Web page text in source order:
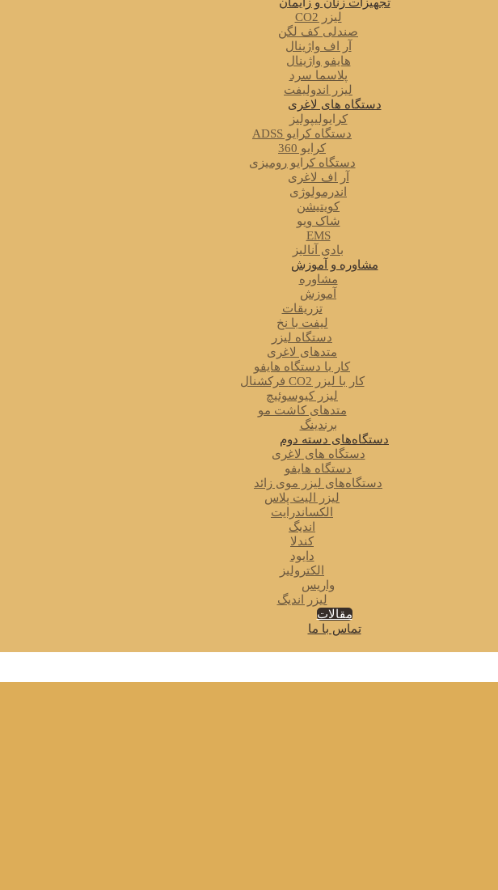
لیزر CO2
صندلی کف لگن
آر اف واژینال
هایفو واژینال
پلاسما سرد
لیزر اندولیفت
دستگاه های لاغری
کرایولیپولیز
دستگاه کرایو ADSS
کرایو 360
دستگاه کرایو رومیزی
آر اف لاغری
اندرمولوژی
کویتیشن
شاک ویو
EMS
بادی آنالیز
مشاوره و آموزش
مشاوره
آموزش
تزریقات
لیفت با نخ
دستگاه لیزر
متدهای لاغری
کار با دستگاه هایفو
کار با لیزر CO2 فرکشنال
لیزر کیوسوئیچ
متدهای کاشت مو
برندینگ
دستگاه‌های دسته دوم
دستگاه های لاغری
دستگاه هایفو
دستگاه‌های لیزر موی زائد
لیزر الیت پلاس
الکساندرایت
اندیگ
کندلا
دایود
الکترولیز
واریس
لیزر اندیگ
مقالات
تماس با ما